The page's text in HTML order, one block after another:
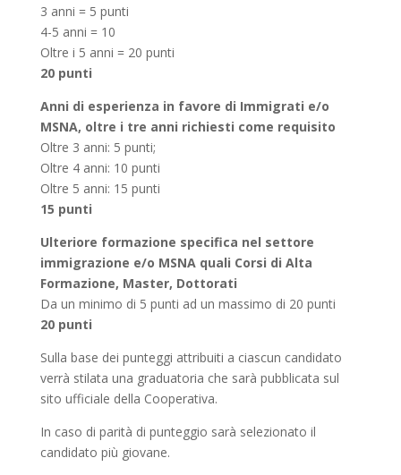
3 anni = 5 punti
4-5 anni = 10
Oltre i 5 anni = 20 punti
20 punti
Anni di esperienza in favore di Immigrati e/o
MSNA, oltre i tre anni richiesti come requisito
Oltre 3 anni: 5 punti;
Oltre 4 anni: 10 punti
Oltre 5 anni: 15 punti
15 punti
Ulteriore formazione specifica nel settore
immigrazione e/o MSNA quali Corsi di Alta
Formazione, Master, Dottorati
Da un minimo di 5 punti ad un massimo di 20 punti
20 punti
Sulla base dei punteggi attribuiti a ciascun candidato
verrà stilata una graduatoria che sarà pubblicata sul
sito ufficiale della Cooperativa.
In caso di parità di punteggio sarà selezionato il
candidato più giovane.